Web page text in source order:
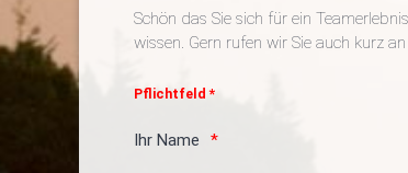
Schön das Sie sich für ein
wissen. Gern rufen wir Sie auch kurz
Pflichtfeld *
Ihr Name